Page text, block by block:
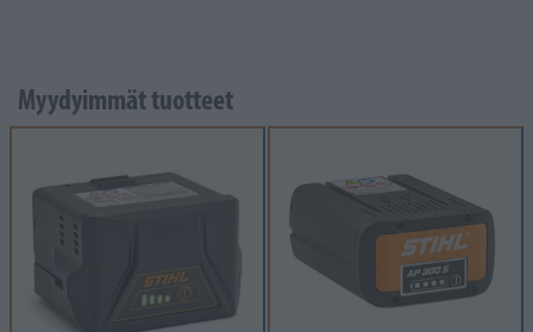
Myydyimmät tuotteet